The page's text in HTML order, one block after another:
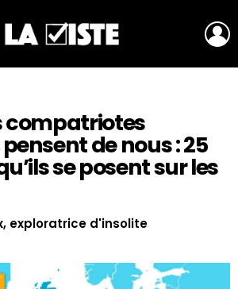
compatriotes
de nous : 25
se posent sur les
exploratrice d'insolite